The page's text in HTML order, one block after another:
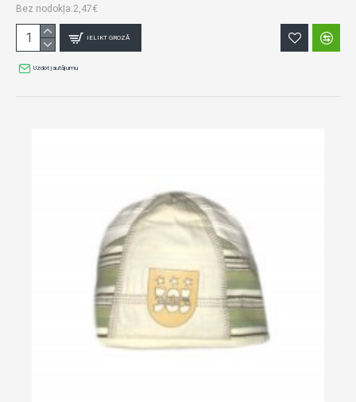
Bez nodokļa:2,47€
IELIKT GROZĀ
Uzdot jautājumu